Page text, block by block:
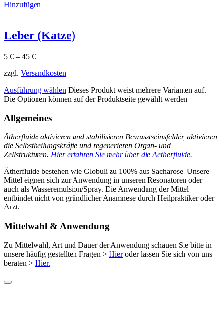
Hinzufügen
Leber (Katze)
5 € – 45 €
zzgl. Versandkosten
Ausführung wählen Dieses Produkt weist mehrere Varianten auf.
Die Optionen können auf der Produktseite gewählt werden
Allgemeines
Ätherfluide aktivieren und stabilisieren Bewusstseinsfelder, aktivieren
die Selbstheilungskräfte und regenerieren Organ- und
Zellstrukturen. Hier erfahren Sie mehr über die Aetherfluide.
Ätherfluide bestehen wie Globuli zu 100% aus Sacharose. Unsere
Mittel eignen sich zur Anwendung in unseren Resonatoren oder
auch als Wasseremulsion/Spray. Die Anwendung der Mittel
entbindet nicht von gründlicher Anamnese durch Heilpraktiker oder
Arzt.
Mittelwahl & Anwendung
Zu Mittelwahl, Art und Dauer der Anwendung schauen Sie bitte in
unsere häufig gestellten Fragen > Hieroder lassen Sie sich von uns
beraten > Hier.